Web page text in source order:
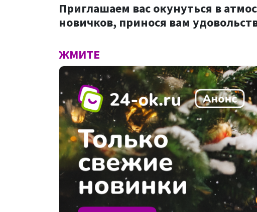
Приглашаем вас окунуться в
новичков, принося вам
ЖМИТЕ